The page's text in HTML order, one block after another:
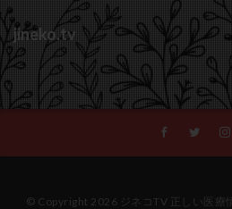
jineko.tv
© Copyright 2026 ジネコTV 正しい医療